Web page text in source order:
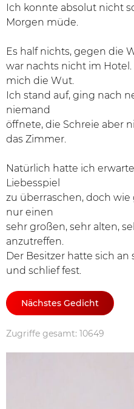
Ich konnte absolut nicht
Morgen müde.
Es half nichts, gegen die
war nachts nicht im
mich die Wut.
Ich stand auf, ging nach
niemand
öffnete, die Schreie aber
das Zimmer.
Natürlich hatte ich
Liebesspiel
zu überraschen, doch
nur einen
sehr großen, sehr alten,
anzutreffen.
Der Besitzer hatte sich
und schlief fest.
Nächstes Gedicht
Zugriffe gesamt: 10649